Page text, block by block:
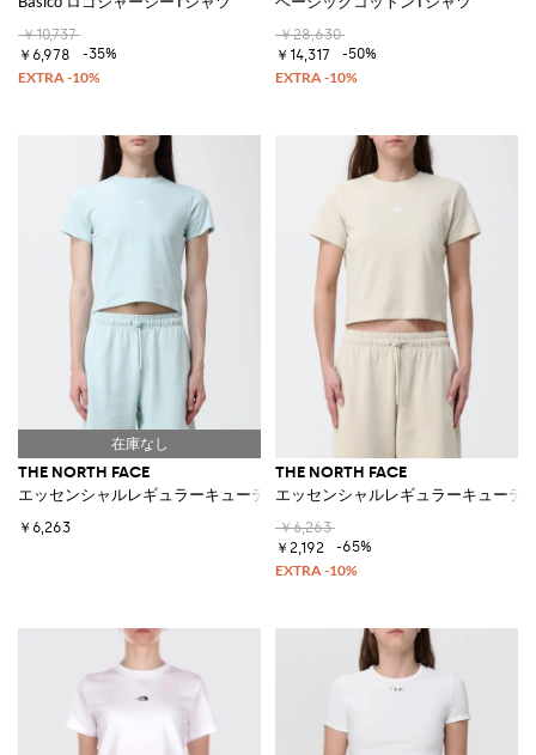
￥10,737
￥6,978
-35%
￥28,630
￥14,317
-50%
THE NORTH FACE
エッセンシャルレギュラーキューティー コットンTシャツ
￥6,263
THE NORTH FACE
エッセンシャルレギュラーキューテ
￥6,263
￥2,192
-65%